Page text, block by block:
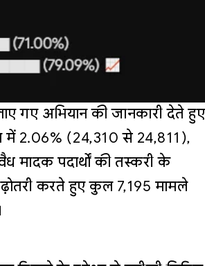
गए अभियान की जानकारी देते हुए
में 2.06% (24,310 से 24,811),
मादक पदार्थों की तस्करी के
करते हुए कुल 7,195 मामले